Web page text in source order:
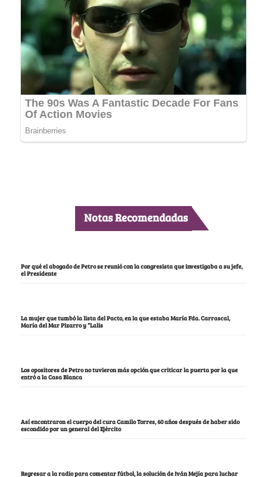
Notas Recomendadas
Por qué el abogado de Petro se reunió con la congresista que investigaba a su jefe,
el Presidente
La mujer que tumbó la lista del Pacto, en la que estaba María Fda. Carrascal,
María del Mar Pizarro y “Lalis
Los opositores de Petro no tuvieron más opción que criticar la puerta por la que
entró a la Casa Blanca
Así encontraron el cuerpo del cura Camilo Torres, 60 años después de haber sido
escondido por un general del Ejército
Regresar a la radio para comentar fútbol, la solución de Iván Mejía para luchar